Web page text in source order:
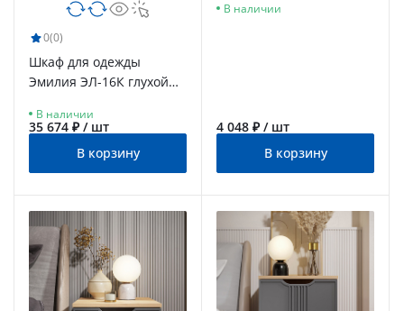
0(0)
Шкаф для одежды
Эмилия ЭЛ-16К глухой
графит
В наличии
35 674 ₽ / шт
В корзину
В наличии
4 048 ₽ / шт
В корзину